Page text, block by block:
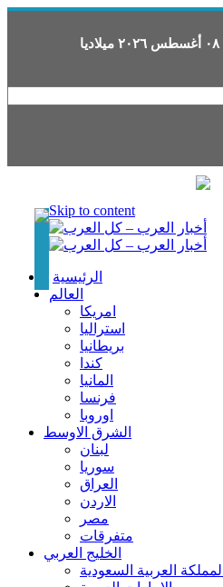
٠٨ أغسطس ٢٠٢٦ ميلاديا
Skip to content
الرئيسية
العالم
امريكا
استراليا
بريطانيا
كندا
المانيا
فرنسا
اوروبا
الشرق الاوسط
لبنان
سوريا
العراق
الاردن
مصر
متفرقات
الخليج العربي
المملكة العربية السعودية